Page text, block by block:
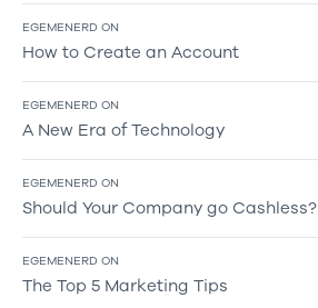
EGEMENERD ON
How to Create an Account
EGEMENERD ON
A New Era of Technology
EGEMENERD ON
Should Your Company go Cashless?
EGEMENERD ON
The Top 5 Marketing Tips